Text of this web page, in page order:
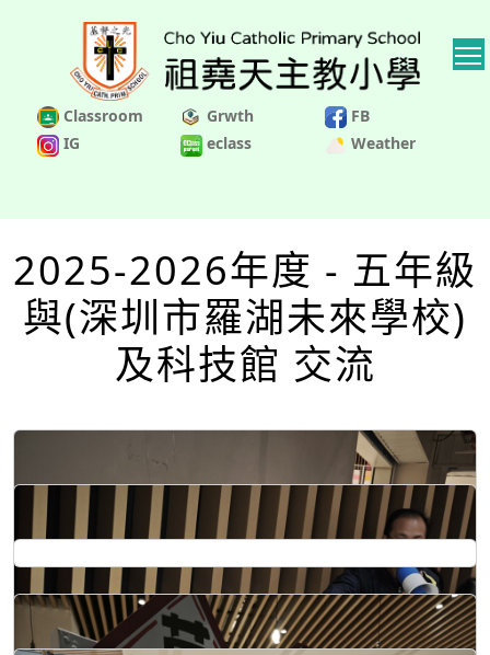
Classroom Grwth
FB
IG
eclass Weather
2025-2026年度 - 五年級
與(深圳市羅湖未來學校)
及科技館 交流